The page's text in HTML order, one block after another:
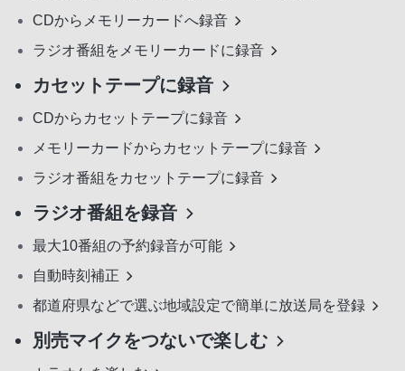
CDからメモリーカードへ録音
ラジオ番組をメモリーカードに録音
カセットテープに録音
CDからカセットテープに録音
メモリーカードからカセットテープに録音
ラジオ番組をカセットテープに録音
ラジオ番組を録音
最大10番組の予約録音が可能
自動時刻補正
都道府県などで選ぶ地域設定で簡単に放送局を登録
別売マイクをつないで楽しむ